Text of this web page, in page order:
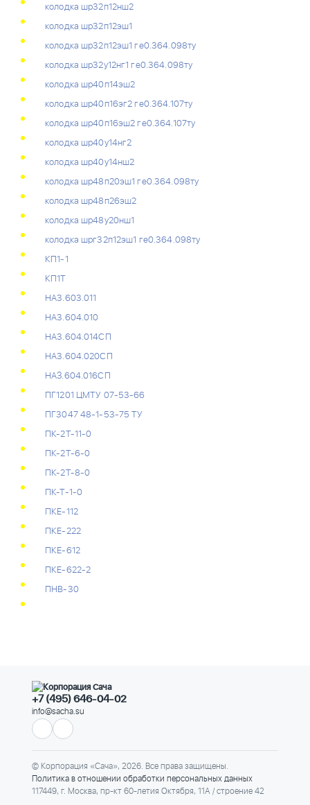
колодка шр32п12нш2
колодка шр32п12эш1
колодка шр32п12эш1 ге0.364.098ту
колодка шр32у12нг1 ге0.364.098ту
колодка шр40п14эш2
колодка шр40п16эг2 ге0.364.107ту
колодка шр40п16эш2 ге0.364.107ту
колодка шр40у14нг2
колодка шр40у14нш2
колодка шр48п20эш1 ге0.364.098ту
колодка шр48п26эш2
колодка шр48у20нш1
колодка шрг32п12эш1 ге0.364.098ту
КП1-1
КП1Т
НА3.603.011
НА3.604.010
НА3.604.014СП
НА3.604.020СП
НАЗ.604.016СП
ПГ1201 ЦМТУ 07-53-66
ПГ3047 48-1-53-75 ТУ
ПК-2Т-11-0
ПК-2Т-6-0
ПК-2Т-8-0
ПК-Т-1-0
ПКЕ-112
ПКЕ-222
ПКЕ-612
ПКЕ-622-2
ПНВ-30
+7 (495) 646-04-02
info@sacha.su
© Корпорация «Сача», 2026. Все права защищены.
Политика в отношении обработки персональных данных
117449, г. Москва, пр-кт 60-летия Октября, 11А / строение 42